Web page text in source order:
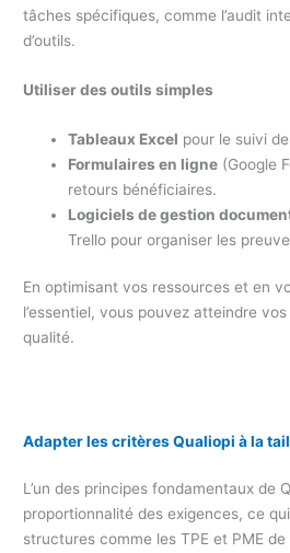
tâches spécifiques, comme l’audit
d’outils.
Utiliser des outils simples
Tableaux Excel pour le suivi
Formulaires en ligne (Google
retours bénéficiaires.
Logiciels de gestion
Trello pour organiser les
En optimisant vos ressources et en
l’essentiel, vous pouvez atteindre
qualité.
Adapter les critères Qualiopi à la
L’un des principes fondamentaux de
proportionnalité des exigences, ce
structures comme les TPE et PME de